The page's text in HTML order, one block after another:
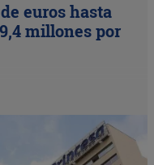
euros hasta
millones por